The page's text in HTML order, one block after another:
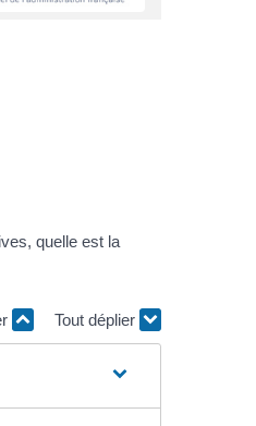
quelle est la
Tout déplier